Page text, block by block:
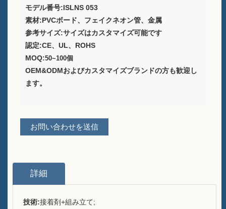
ワイン包装ソリューションプ
ロバイダー
テーブル用のカスタムバーメ
ニューホルダースタンド
バートップボトルオープナー
私たちが誰であるか
モデル番号:ISLNS 053
素材:PVCボード、フェイクネオン管、金属
参考サイズ:サイズはカスタマイズ可能です
認定:CE、UL、ROHS
MOQ:50~100個
OEM&ODMおよびカスタマイズブランドの方も歓迎し
ます。
お問い合わせを送信
詳細
技術:接着剤+組み立て;